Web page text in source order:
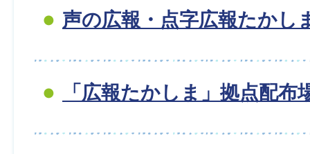
声の広報・点字広報たかし
「広報たかしま」拠点配布